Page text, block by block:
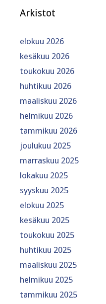
Arkistot
elokuu 2026
kesäkuu 2026
toukokuu 2026
huhtikuu 2026
maaliskuu 2026
helmikuu 2026
tammikuu 2026
joulukuu 2025
marraskuu 2025
lokakuu 2025
syyskuu 2025
elokuu 2025
kesäkuu 2025
toukokuu 2025
huhtikuu 2025
maaliskuu 2025
helmikuu 2025
tammikuu 2025